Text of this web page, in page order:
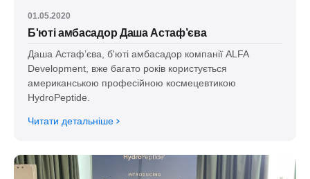
01.05.2020
Б'юті амбасадор Даша Астаф’єва
Даша Астаф’єва, б'юті амбасадор компанії ALFA
Development, вже багато років користується
американською професійною космецевтикою
HydroPeptide.
Читати детальніше